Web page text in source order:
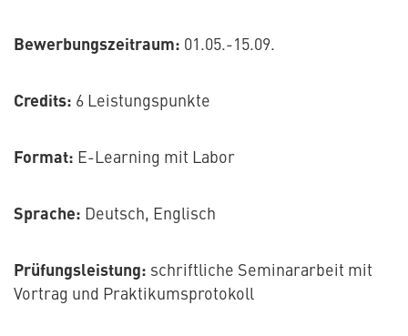
Bewerbungszeitraum: 01.05.-15.09.
Credits: 6 Leistungspunkte
Format: E-Learning mit Labor
Sprache: Deutsch, Englisch
Prüfungsleistung: schriftliche Seminararbeit mit
Vortrag und Praktikumsprotokoll